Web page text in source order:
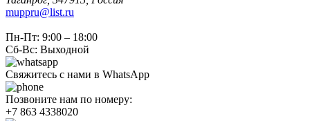
muppru@list.ru
Пн-Пт: 9:00 – 18:00
Сб-Вс: Выходной
Свяжитесь с нами в WhatsApp
Позвоните нам по номеру:
+7 863 4338020